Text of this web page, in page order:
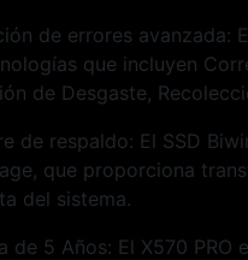
de errores avanzada:
que incluyen
de Desgaste,
de respaldo: El SSD
que proporciona
del sistema.
de 5 Años: El X570